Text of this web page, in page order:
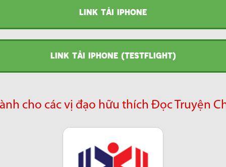
LINK TẢI IPHONE
LINK TẢI IPHONE (TESTFLIGHT)
cho các vị đạo hữu thích Đọc Truyện